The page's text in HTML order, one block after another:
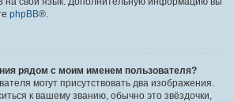
phpBB®.
рядом с моим именем пользователя?
могут присутствовать два изображения.
к вашему званию, обычно это звёздочки,